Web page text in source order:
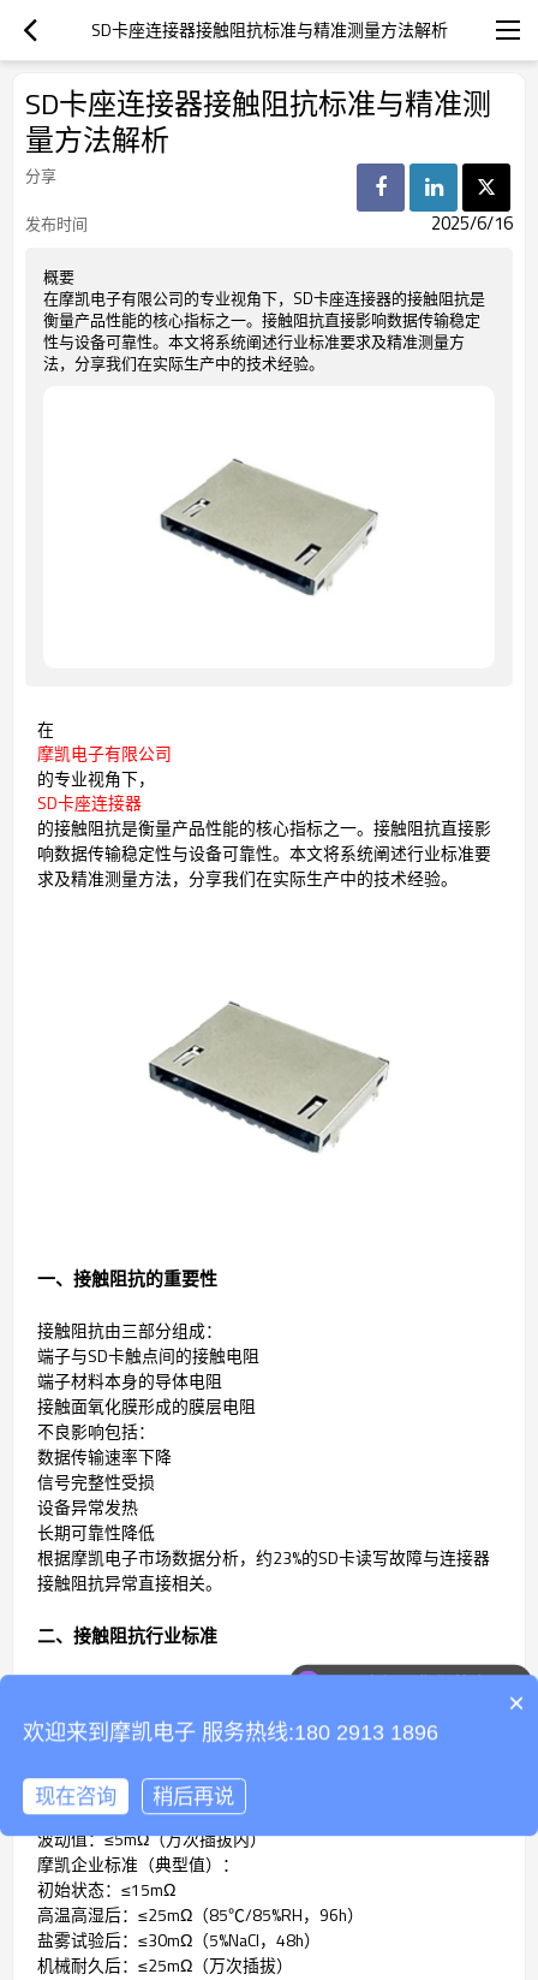
SD卡座连接器接触阻抗标准与精准测量方法解析
SD卡座连接器接触阻抗标准与精准测
量方法解析
分享
发布时间
2025/6/16
概要
在摩凯电子有限公司的专业视角下，SD卡座连接器的接触阻抗是
衡量产品性能的核心指标之一。接触阻抗直接影响数据传输稳定
性与设备可靠性。本文将系统阐述行业标准要求及精准测量方
法，分享我们在实际生产中的技术经验。
在
摩凯电子有限公司
的专业视角下，
SD卡座连接器
的接触阻抗是衡量产品性能的核心指标之一。接触阻抗直接影
响数据传输稳定性与设备可靠性。本文将系统阐述行业标准要
求及精准测量方法，分享我们在实际生产中的技术经验。
一、接触阻抗的重要性
接触阻抗由三部分组成：
端子与SD卡触点间的接触电阻
端子材料本身的导体电阻
接触面氧化膜形成的膜层电阻
不良影响包括：
数据传输速率下降
信号完整性受损
设备异常发热
长期可靠性降低
根据摩凯电子市场数据分析，约23%的SD卡读写故障与连接器
接触阻抗异常直接相关。
二、接触阻抗行业标准
JIS C 5402：≤30mΩ
初始值：金手指≤20mΩ，镀锡≤30mΩ
耐久后：金手指≤30mΩ，镀锡≤50mΩ
波动值：≤5mΩ（万次插拔内）
摩凯企业标准（典型值）：
初始状态：≤15mΩ
高温高湿后：≤25mΩ（85℃/85%RH，96h）
盐雾试验后：≤30mΩ（5%NaCl，48h）
机械耐久后：≤25mΩ（万次插拔）
可以介绍下你们的产品么
×
欢迎来到摩凯电子 服务热线:180 2913 1896
现在咨询 稍后再说